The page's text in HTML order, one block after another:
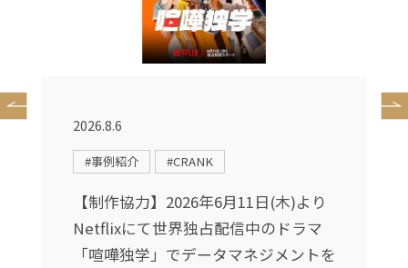
2026.8.6
#事例紹介 #CRANK
【制作協力】2026年6月11日(木)より
Netflixにて世界独占配信中のドラマ
「喧嘩独学」でデータマネジメントを